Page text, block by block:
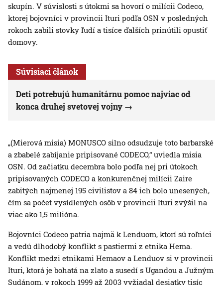
skupín. V súvislosti s útokmi sa hovorí o milícii Codeco,
ktorej bojovníci v provincii Ituri podľa OSN v posledných
rokoch zabili stovky ľudí a tisíce ďalších prinútili opustiť
domovy.
Súvisiaci článok
Deti potrebujú humanitárnu pomoc najviac od
konca druhej svetovej vojny
„(Mierová misia) MONUSCO silno odsudzuje toto barbarské
a zbabelé zabíjanie pripisované CODECO,“ uviedla misia
OSN. Od začiatku decembra bolo podľa nej pri útokoch
pripisovaných CODECO a konkurenčnej milícii Zaire
zabitých najmenej 195 civilistov a 84 ich bolo unesených,
čím sa počet vysídlených osôb v provincii Ituri zvýšil na
viac ako 1,5 milióna.
Bojovníci Codeco patria najmä k Lenduom, ktorí sú roľníci
a vedú dlhodobý konflikt s pastiermi z etnika Hema.
Konflikt medzi etnikami Hemaov a Lenduov si v provincii
Ituri, ktorá je bohatá na zlato a susedí s Ugandou a Južným
Sudánom, v rokoch 1999 až 2003 vyžiadal desiatky tisíc